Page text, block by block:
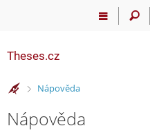
Theses.cz
>Nápověda
Nápověda